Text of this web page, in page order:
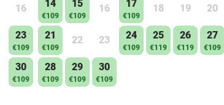
16
23
€109
30
€109
14
€109
15
€109
16 17
€109
18 19 20
21
€109
22 23 24
€109
25
€119
26
€119
27
€109
28
€109
29
€109
30
€109